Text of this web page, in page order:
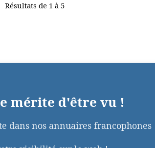
Résultats de 1 à 5
mérite d'être vu !
dans nos annuaires francophones